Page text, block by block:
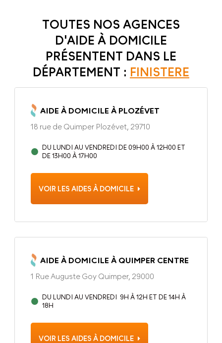
TOUTES NOS AGENCES
D'AIDE À DOMICILE
PRÉSENTENT DANS LE
DÉPARTEMENT : FINISTERE
AIDE À DOMICILE À PLOZÉVET
18 rue de Quimper Plozévet, 29710
DU LUNDI AU VENDREDI DE 09H00 À 12H00 ET
DE 13H00 À 17H00
VOIR LES AIDES À DOMICILE
AIDE À DOMICILE À QUIMPER CENTRE
1 Rue Auguste Goy Quimper, 29000
DU LUNDI AU VENDREDI 9H À 12H ET DE 14H À
18H
VOIR LES AIDES À DOMICILE